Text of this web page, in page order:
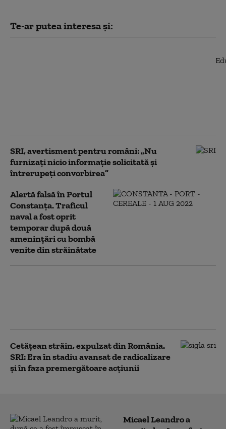
Te-ar putea interesa și:
SRI, avertisment pentru români: „Nu
furnizați nicio informație solicitată și
întrerupeți convorbirea”
Alertă falsă în Portul
Constanța. Traficul
naval a fost oprit
temporar după două
amenințări cu bombă
venite din străinătate
Cetățean străin, expulzat din România.
SRI: Era în stadiu avansat de radicalizare
și în faza premergătoare acțiunii
Micael Leandro a